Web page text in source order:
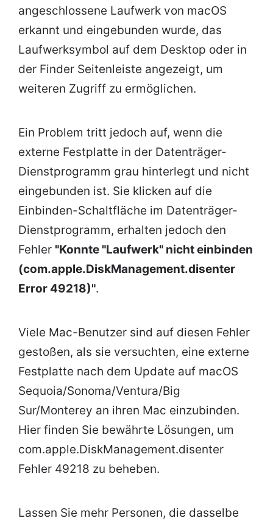
angeschlossene Laufwerk von macOS
erkannt und eingebunden wurde, das
Laufwerksymbol auf dem Desktop oder in
der Finder Seitenleiste angezeigt, um
weiteren Zugriff zu ermöglichen.
Ein Problem tritt jedoch auf, wenn die
externe Festplatte in der Datenträger-
Dienstprogramm grau hinterlegt und nicht
eingebunden ist. Sie klicken auf die
Einbinden-Schaltfläche im Datenträger-
Dienstprogramm, erhalten jedoch den
Fehler "Konnte "Laufwerk" nicht einbinden
(com.apple.DiskManagement.disenter
Error 49218)".
Viele Mac-Benutzer sind auf diesen Fehler
gestoßen, als sie versuchten, eine externe
Festplatte nach dem Update auf macOS
Sequoia/Sonoma/Ventura/Big
Sur/Monterey an ihren Mac einzubinden.
Hier finden Sie bewährte Lösungen, um
com.apple.DiskManagement.disenter
Fehler 49218 zu beheben.
Lassen Sie mehr Personen, die dasselbe